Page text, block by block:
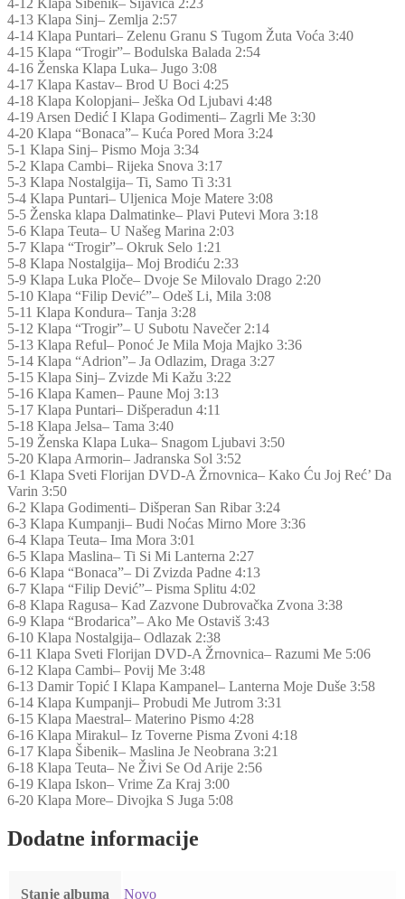
4-13 Klapa Sinj– Zemlja 2:57
4-14 Klapa Puntari– Zelenu Granu S Tugom Žuta Voća 3:40
4-15 Klapa “Trogir”– Bodulska Balada 2:54
4-16 Ženska Klapa Luka– Jugo 3:08
4-17 Klapa Kastav– Brod U Boci 4:25
4-18 Klapa Kolopjani– Ješka Od Ljubavi 4:48
4-19 Arsen Dedić I Klapa Godimenti– Zagrli Me 3:30
4-20 Klapa “Bonaca”– Kuća Pored Mora 3:24
5-1 Klapa Sinj– Pismo Moja 3:34
5-2 Klapa Cambi– Rijeka Snova 3:17
5-3 Klapa Nostalgija– Ti, Samo Ti 3:31
5-4 Klapa Puntari– Uljenica Moje Matere 3:08
5-5 Ženska klapa Dalmatinke– Plavi Putevi Mora 3:18
5-6 Klapa Teuta– U Našeg Marina 2:03
5-7 Klapa “Trogir”– Okruk Selo 1:21
5-8 Klapa Nostalgija– Moj Brodiću 2:33
5-9 Klapa Luka Ploče– Dvoje Se Milovalo Drago 2:20
5-10 Klapa “Filip Dević”– Odeš Li, Mila 3:08
5-11 Klapa Kondura– Tanja 3:28
5-12 Klapa “Trogir”– U Subotu Navečer 2:14
5-13 Klapa Reful– Ponoć Je Mila Moja Majko 3:36
5-14 Klapa “Adrion”– Ja Odlazim, Draga 3:27
5-15 Klapa Sinj– Zvizde Mi Kažu 3:22
5-16 Klapa Kamen– Paune Moj 3:13
5-17 Klapa Puntari– Dišperadun 4:11
5-18 Klapa Jelsa– Tama 3:40
5-19 Ženska Klapa Luka– Snagom Ljubavi 3:50
5-20 Klapa Armorin– Jadranska Sol 3:52
6-1 Klapa Sveti Florijan DVD-A Žrnovnica– Kako Ću Joj Reć’ Da
Varin 3:50
6-2 Klapa Godimenti– Dišperan San Ribar 3:24
6-3 Klapa Kumpanji– Budi Noćas Mirno More 3:36
6-4 Klapa Teuta– Ima Mora 3:01
6-5 Klapa Maslina– Ti Si Mi Lanterna 2:27
6-6 Klapa “Bonaca”– Di Zvizda Padne 4:13
6-7 Klapa “Filip Dević”– Pisma Splitu 4:02
6-8 Klapa Ragusa– Kad Zazvone Dubrovačka Zvona 3:38
6-9 Klapa “Brodarica”– Ako Me Ostaviš 3:43
6-10 Klapa Nostalgija– Odlazak 2:38
6-11 Klapa Sveti Florijan DVD-A Žrnovnica– Razumi Me 5:06
6-12 Klapa Cambi– Povij Me 3:48
6-13 Damir Topić I Klapa Kampanel– Lanterna Moje Duše 3:58
6-14 Klapa Kumpanji– Probudi Me Jutrom 3:31
6-15 Klapa Maestral– Materino Pismo 4:28
6-16 Klapa Mirakul– Iz Toverne Pisma Zvoni 4:18
6-17 Klapa Šibenik– Maslina Je Neobrana 3:21
6-18 Klapa Teuta– Ne Živi Se Od Arije 2:56
6-19 Klapa Iskon– Vrime Za Kraj 3:00
6-20 Klapa More– Divojka S Juga 5:08
Dodatne informacije
Stanje albuma Novo